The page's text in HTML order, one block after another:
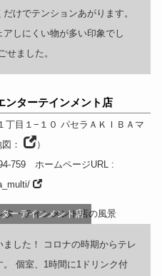
けでテンションあがります。
しにくい物が多い印象でし
せました。
ンターテインメント店
丁目１−１０ パセラＡＫＩＢＡマ
：
）
759 ホームページURL:
ーテインメント店
ました！ コロナの時期からテレ
。 個室、1時間に1ドリンク付